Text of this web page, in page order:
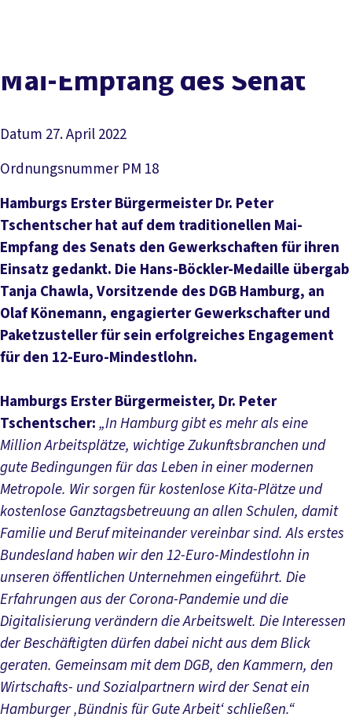
Service
Mitmachen
Mai-Empfang des Senat
Datum 27. April 2022
Ordnungsnummer PM 18
Hamburgs Erster Bürgermeister Dr. Peter
Tschentscher hat auf dem traditionellen Mai-
Empfang des Senats den Gewerkschaften für ihren
Einsatz gedankt. Die Hans-Böckler-Medaille übergab
Tanja Chawla, Vorsitzende des DGB Hamburg, an
Olaf Könemann, engagierter Gewerkschafter und
Paketzusteller für sein erfolgreiches Engagement
für den 12-Euro-Mindestlohn.
Hamburgs Erster Bürgermeister, Dr. Peter
Tschentscher:„In Hamburg gibt es mehr als eine
Million Arbeitsplätze, wichtige Zukunftsbranchen und
gute Bedingungen für das Leben in einer modernen
Metropole. Wir sorgen für kostenlose Kita-Plätze und
kostenlose Ganztagsbetreuung an allen Schulen, damit
Familie und Beruf miteinander vereinbar sind. Als erstes
Bundesland haben wir den 12-Euro-Mindestlohn in
unseren öffentlichen Unternehmen eingeführt. Die
Erfahrungen aus der Corona-Pandemie und die
Digitalisierung verändern die Arbeitswelt. Die Interessen
der Beschäftigten dürfen dabei nicht aus dem Blick
geraten. Gemeinsam mit dem DGB, den Kammern, den
Wirtschafts- und Sozialpartnern wird der Senat ein
Hamburger ‚Bündnis für Gute Arbeit‘ schließen.“